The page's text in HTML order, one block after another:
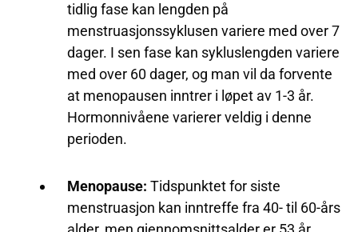
tidlig fase kan lengden på
menstruasjonssyklusen variere med over 7
dager. I sen fase kan sykluslengden variere
med over 60 dager, og man vil da forvente
at menopausen inntrer i løpet av 1-3 år.
Hormonnivåene varierer veldig i denne
perioden.
Menopause: Tidspunktet for siste
menstruasjon kan inntreffe fra 40- til 60-års